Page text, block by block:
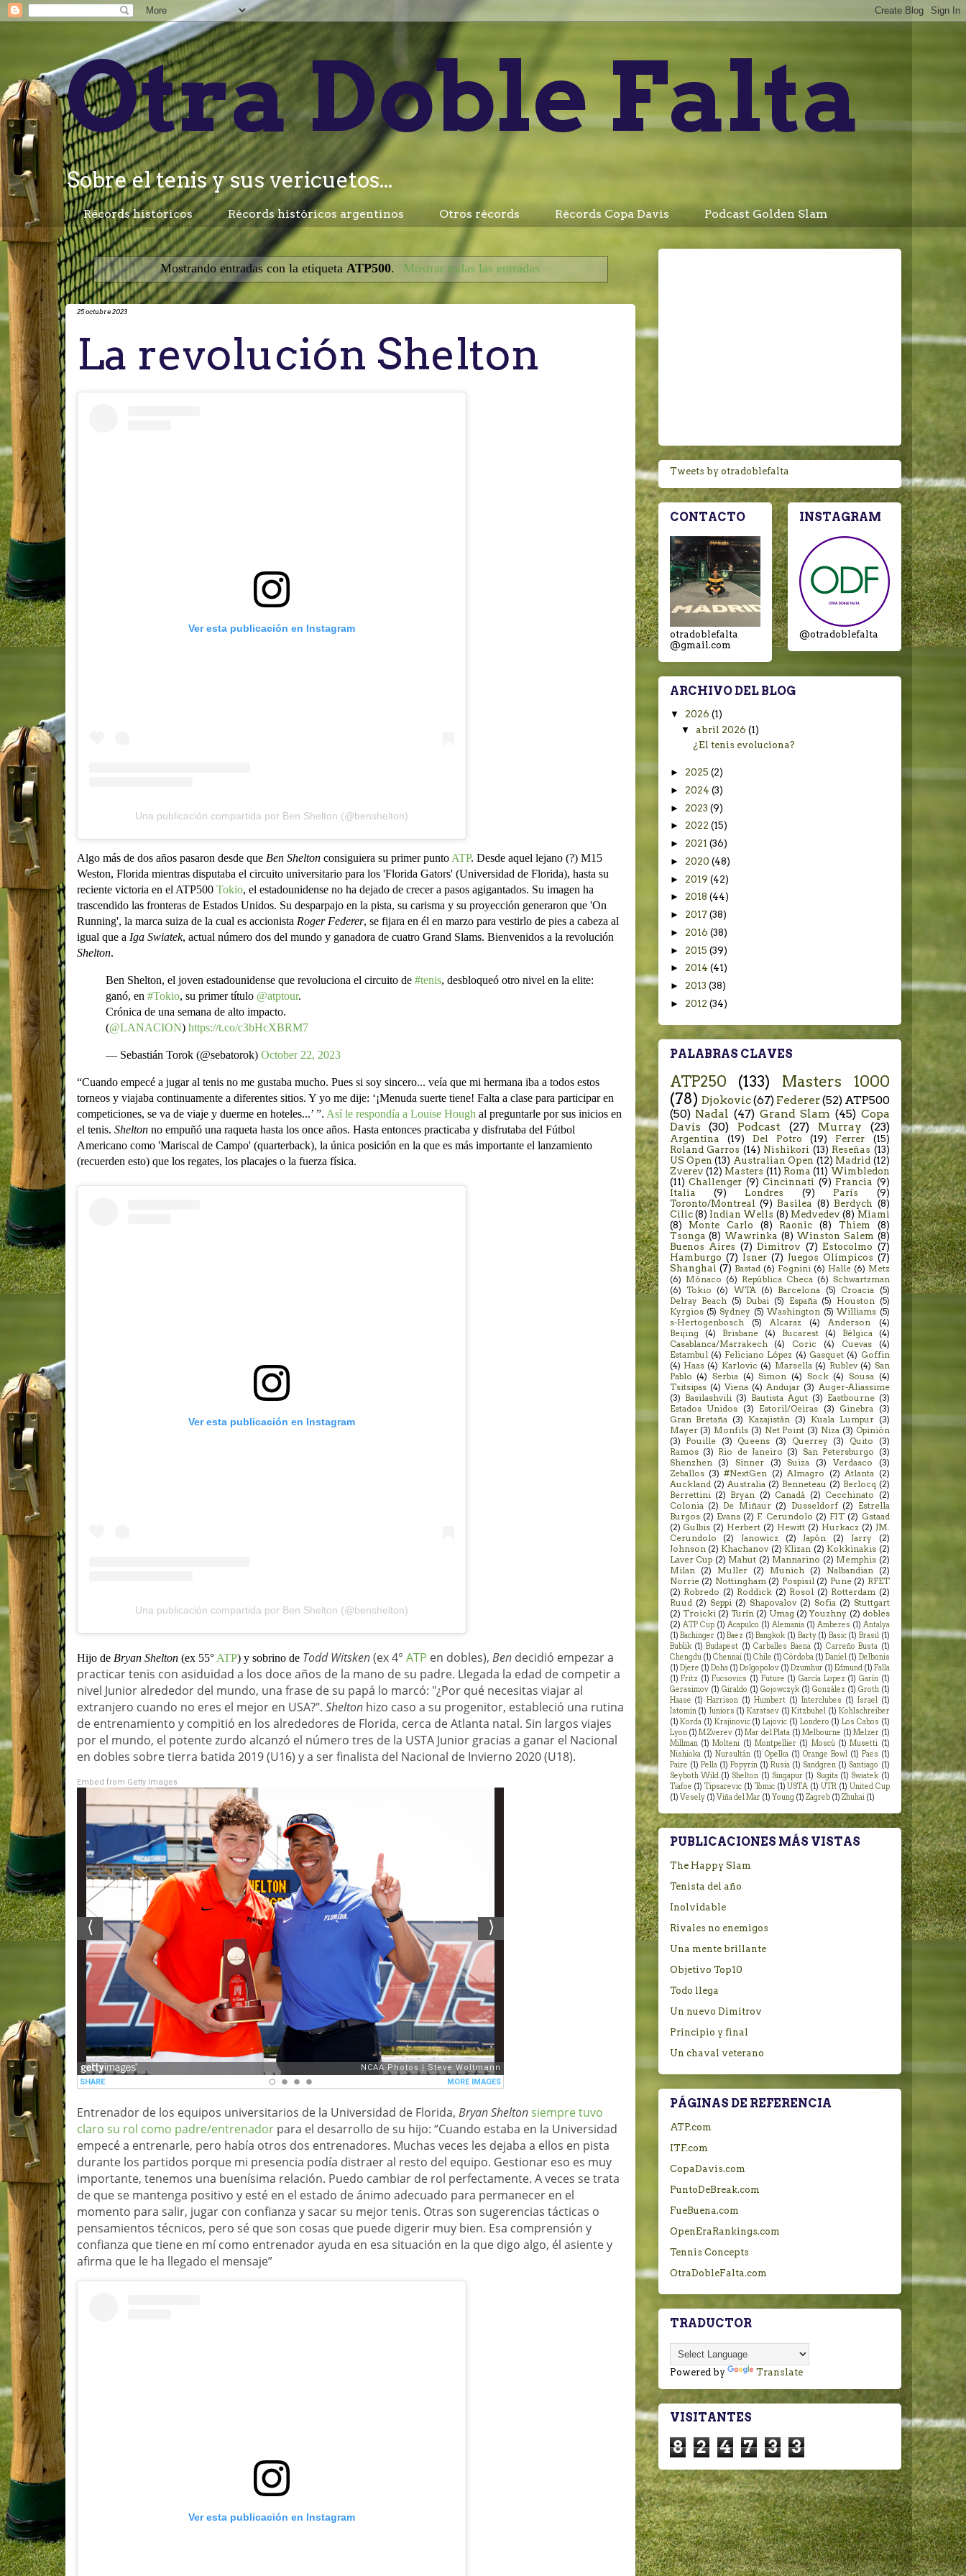
Otra Doble Falta
Sobre el tenis y sus vericuetos...
Récords históricos Récords históricos argentinos Otros récords Récords Copa Davis Podcast Golden Slam
Mostrando entradas con la etiqueta ATP500. Mostrar todas las entradas
25 octubre 2023
La revolución Shelton
Ver esta publicación en Instagram
Una publicación compartida por Ben Shelton (@benshelton)
Algo más de dos años pasaron desde que Ben Sheltonconsiguiera su primer punto ATP. Desde aquel lejano (?) M15
Weston, Florida mientras disputaba el circuito universitario para los 'Florida Gators' (Universidad de Florida), hasta su
reciente victoria en el ATP500 Tokio, el estadounidense no ha dejado de crecer a pasos agigantados. Su imagen ha
trascendido las fronteras de Estados Unidos. Su desparpajo en la pista, su carisma y su proyección generaron que 'On
Running', la marca suiza de la cual es accionista Roger Federer, se fijara en él en marzo para vestirlo de pies a cabeza al
igual que a Iga Swiatek, actual número dos del mundo y ganadora de cuatro Grand Slams. Bienvenidos a la revolución
Shelton.
Ben Shelton, el joven estadounidense que revoluciona el circuito de #tenis, desbloqueó otro nivel en la elite:
ganó, en #Tokio, su primer título @atptour.
Crónica de una semana de alto impacto.
(@LANACION) https://t.co/c3bHcXBRM7
— Sebastián Torok (@sebatorok) October 22, 2023
“Cuando empecé a jugar al tenis no me gustaba mucho. Pues si soy sincero... veía que mi hermana iba a todos estos
torneos y viajaba continuamente a diferentes sitios. Y yo me dije: ‘¡Menuda suerte tiene! Falta a clase para participar en
competiciones, se va de viaje y duerme en hoteles...’ ”. Así le respondía a Louise Hough al preguntarle por sus inicios en
el tenis. Sheltonno empuñó una raqueta hasta los once años. Hasta entonces practicaba y disfrutaba del Fútbol
Americano como 'Mariscal de Campo' (quarterback), la única posición en la que es más importante el lanzamiento
(recuerden esto) que los regates, los placajes o la fuerza física.
Ver esta publicación en Instagram
Una publicación compartida por Ben Shelton (@benshelton)
Hijo de Bryan Shelton(ex 55° ATP) y sobrino de Todd Witsken(ex 4° ATP en dobles), Bendecidió empezar a
practicar tenis con asiduidad a los doce años de la mano de su padre. Llegada la edad de competir a
nivel Junior alrededor del mundo, una frase de su papá lo marcó: "¿Por qué necesitas viajar al
extranjero cuando no eres el mejor en USA?". Sheltonhizo caso a su progenitor, estableció una rutina
de entrenamiento y compitió en los alrededores de Florida, cerca de Atlanta natal. Sin largos viajes
por el mundo, el potente zurdo alcanzó el número tres de la USTA Junior gracias a ganar el Nacional
en dobles sobre tierra batida 2019 (U16) y a ser finalista del Nacional de Invierno 2020 (U18).
Embed from Getty Images
Entrenador de los equipos universitarios de la Universidad de Florida, Bryan Shelton siempre tuvo
claro su rol como padre/entrenadorpara el desarrollo de su hijo: “Cuando estaba en la Universidad
empecé a entrenarle, pero había otros dos entrenadores. Muchas veces les dejaba a ellos en pista
durante los partidos porque mi presencia podía distraer al resto del equipo. Gestionar eso es muy
importante, tenemos una buenísima relación. Puedo cambiar de rol perfectamente. A veces se trata
de que se mantenga positivo y esté en el estado de ánimo adecuado para permanecer en el
momento para salir, jugar con confianza y sacar su mejor tenis. Otras son sugerencias tácticas o
pensamientos técnicos, pero sé que son cosas que puede digerir muy bien. Esa comprensión y
confianza que tiene en mí como entrenador ayuda en esa situación en la que digo algo, él asiente y
afirma que le ha llegado el mensaje”
Ver esta publicación en Instagram
Tweets by otradoblefalta
CONTACTO
otradoblefalta
@gmail.com
INSTAGRAM
@otradoblefalta
ARCHIVO DEL BLOG
▼ 2026 (1)
▼abril 2026(1)
¿El tenis evoluciona?
► 2025 (2)
► 2024 (3)
► 2023 (9)
► 2022 (15)
► 2021 (36)
► 2020 (48)
► 2019 (42)
► 2018 (44)
► 2017 (38)
► 2016 (38)
► 2015 (39)
► 2014 (41)
► 2013 (38)
► 2012 (34)
PALABRAS CLAVES
ATP250 (133)
Masters 1000
(78) Djokovic(67) Federer(52) ATP500
(50) Nadal (47) Grand Slam (45) Copa
Davis
(30) Podcast (27) Murray (23)
Argentina (19) Del Potro (19) Ferrer
(15)
Roland Garros (14) Nishikori (13) Reseñas (13)
US Open (13) Australian Open (12) Madrid (12)
Zverev (12) Masters (11) Roma (11) Wimbledon
(11) Challenger (9) Cincinnati (9) Francia (9)
Italia
(9) Londres (9) París
(9)
Toronto/Montreal (9) Basilea (8) Berdych (8)
Cilic (8) Indian Wells (8) Medvedev (8) Miami
(8)
Monte Carlo (8) Raonic (8) Thiem
(8)
Tsonga (8) Wawrinka (8) Winston Salem (8)
Buenos Aires (7) Dimitrov (7) Estocolmo (7)
Hamburgo (7) Isner (7) Juegos Olímpicos (7)
Shanghai (7) Bastad (6) Fognini (6) Halle (6) Metz
(6) Mónaco (6) República Checa (6) Schwartzman
(6) Tokio (6) WTA (6) Barcelona (5) Croacia (5)
Delray Beach (5) Dubai (5) España (5) Houston (5)
Kyrgios (5) Sydney (5) Washington (5) Williams (5)
s-Hertogenbosch
(5) Alcaraz (4) Anderson
(4)
Beijing
(4) Brisbane (4) Bucarest (4) Bélgica
(4)
Casablanca/Marrakech
(4) Coric (4) Cuevas
(4)
Estambul (4) Feliciano López (4) Gasquet (4) Goffin
(4) Haas (4) Karlovic (4) Marsella (4) Rublev (4) San
Pablo (4) Serbia (4) Simon (4) Sock (4) Sousa (4)
Tsitsipas (4) Viena (4) Andujar (3) Auger-Aliassime
(3) Basilashvili (3) Bautista Agut (3) Eastbourne (3)
Estados Unidos (3) Estoril/Oeiras (3) Ginebra (3)
Gran Bretaña (3) Kazajistán (3) Kuala Lumpur (3)
Mayer (3) Monfils (3) Net Point (3) Niza (3) Opinión
(3)
Pouille (3) Queens (3) Querrey (3) Quito
(3)
Ramos (3) Rio de Janeiro (3) San Petersburgo (3)
Shenzhen
(3) Sinner (3) Suiza (3) Verdasco
(3)
Zeballos (3) #NextGen (2) Almagro (2) Atlanta (2)
Auckland (2) Australia (2) Benneteau (2) Berlocq (2)
Berrettini (2) Bryan (2) Canadá (2) Cecchinato (2)
Colonia (2) De Miñaur (2) Dusseldorf (2)
Estrella
Burgos (2) Evans (2) F. Cerundolo (2) FIT (2) Gstaad
(2) Gulbis (2) Herbert (2) Hewitt (2) Hurkacz (2) JM.
Cerundolo
(2) Janowicz (2) Japón (2) Jarry
(2)
Johnson (2) Khachanov (2) Klizan (2) Kokkinakis (2)
Laver Cup (2) Mahut (2) Mannarino (2) Memphis (2)
Milan
(2) Muller (2) Munich (2) Nalbandian
(2)
Norrie (2) Nottingham (2) Pospisil (2) Pune (2) RFET
(2) Robredo (2) Roddick (2) Rosol (2) Rotterdam (2)
Ruud (2) Seppi (2) Shapovalov (2) Sofia (2) Stuttgart
(2) Troicki (2) Turín (2) Umag (2) Youzhny (2) dobles
(2) ATP Cup (1) Acapulco (1) Alemania (1) Amberes (1) Antalya
(1) Bachinger (1) Baez (1) Bangkok (1) Barty (1) Basic (1) Brasil (1)
Bublik (1) Budapest (1) Carballes Baena (1) Carreño Busta (1)
Chengdu (1) Chennai (1) Chile (1) Córdoba (1) Daniel (1) Delbonis
(1) Djere (1) Doha (1) Dolgopolov (1) Dzumhur (1) Edmund (1) Falla
(1) Fritz (1) Fucsovics (1) Future (1) García Lopez (1) Garín (1)
Gerasimov (1) Giraldo (1) Gojowczyk (1) González (1) Groth (1)
Haase (1) Harrison (1) Humbert (1) Interclubes (1) Israel (1)
Istomin (1) Juniors (1) Karatsev (1) Kitzbuhel (1) Kohlschreiber
(1) Korda (1) Krajinovic (1) Lajovic (1) Londero (1) Los Cabos (1)
Lyon (1) M.Zverev (1) Mar del Plata (1) Melbourne (1) Melzer (1)
Millman (1) Molteni (1) Montpellier (1) Moscú (1) Musetti (1)
Nishioka (1) Nursultán (1) Opelka (1) Orange Bowl (1) Paes (1)
Paire (1) Pella (1) Popyrin (1) Rusia (1) Sandgren (1) Santiago (1)
Seyboth Wild (1) Shelton (1) Singapur (1) Sugita (1) Swiatek (1)
Tiafoe (1) Tipsarevic (1) Tomic (1) USTA (1) UTR (1) United Cup
(1) Vesely (1) Viña del Mar (1) Young (1) Zagreb (1) Zhuhai (1)
PUBLICACIONES MÁS VISTAS
The Happy Slam
Tenista del año
Inolvidable
Rivales no enemigos
Una mente brillante
Objetivo Top10
Todo llega
Un nuevo Dimitrov
Principio y final
Un chaval veterano
PÁGINAS DE REFERENCIA
ATP.com
ITF.com
CopaDavis.com
PuntoDeBreak.com
FueBuena.com
OpenEraRankings.com
Tennis Concepts
OtraDobleFalta.com
TRADUCTOR
Powered by Translate
VISITANTES
8 2 4 7 3 3